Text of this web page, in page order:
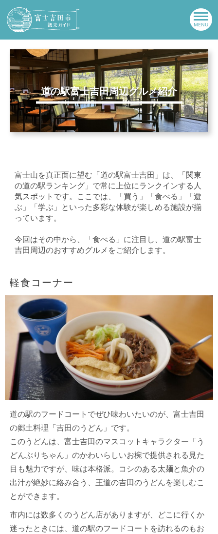
道の駅富士吉田周辺グルメ紹介
富士山を真正面に望む「道の駅富士吉田」は、「関東
の道の駅ランキング」で常に上位にランクインする人
気スポットです。ここでは、「買う」「食べる」「遊
ぶ」「学ぶ」といった多彩な体験が楽しめる施設が揃
っています。
今回はその中から、「食べる」に注目し、道の駅富士
吉田周辺のおすすめグルメをご紹介します。
軽食コーナー
道の駅のフードコートでぜひ味わいたいのが、富士吉田
の郷土料理「吉田のうどん」です。
このうどんは、富士吉田のマスコットキャラクター「う
どんぶりちゃん」のかわいらしいお椀で提供される見た
目も魅力ですが、味は本格派。コシのある太麺と魚介の
出汁が絶妙に絡み合う、王道の吉田のうどんを楽しむこ
とができます。
市内には数多くのうどん店がありますが、どこに行くか
迷ったときには、道の駅のフードコートを訪れるのもお